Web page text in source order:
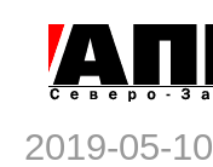
2019-05-10